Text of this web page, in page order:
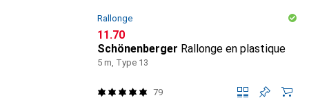
Rallonge
CHF
11.70
Schönenberger Rallonge en plastique
5 m, Type 13
79